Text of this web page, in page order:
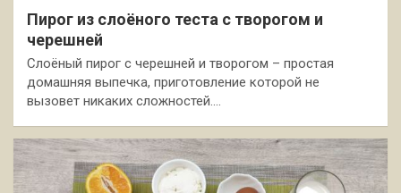
Пирог из слоёного теста с творогом и
черешней
Слоёный пирог с черешней и творогом – простая
домашняя выпечка, приготовление которой не
вызовет никаких сложностей.…